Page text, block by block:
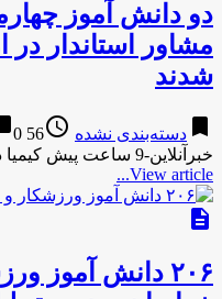
دو دانش آموز
مشاور استاندار
شدند
bookmark دسته‌بندی نشده access_time
56 years ago
0
خبرآنلاین-9 ساعت پیش کیمیا دانلود خبرگذاری خوزستان
View article...
description
۲۰۶ دانش آموز